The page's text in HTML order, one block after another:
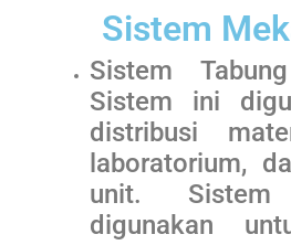
Sistem
Sistem
Sistem ini
distribusi
laboratorium,
unit.
digunakan